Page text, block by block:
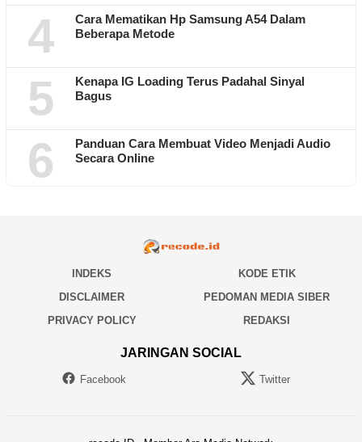
4
Cara Mematikan Hp Samsung A54 Dalam
Beberapa Metode
5
Kenapa IG Loading Terus Padahal Sinyal
Bagus
6
Panduan Cara Membuat Video Menjadi Audio
Secara Online
INDEKS
KODE ETIK
DISCLAIMER
PEDOMAN MEDIA SIBER
PRIVACY POLICY
REDAKSI
JARINGAN SOCIAL
Facebook Twitter